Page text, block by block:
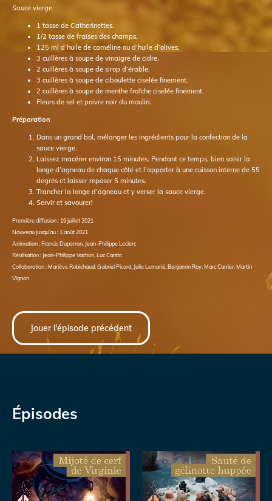
Sauce vierge
1 tasse de Catherinettes.
1/2 tasse de fraises des champs.
125 ml d’huile de caméline ou d’huile d’olives.
3 cuillères à soupe de vinaigre de cidre.
2 cuillères à soupe de sirop d’érable.
3 cuillères à soupe de ciboulette ciselée finement.
2 cuillères à soupe de menthe fraîche ciselée finement.
Fleurs de sel et poivre noir du moulin.
Préparation
Dans un grand bol, mélanger les ingrédients pour la confection de la
sauce vierge.
Laissez macérer environ 15 minutes. Pendant ce temps, bien saisir la
longe d’agneau de chaque côté et l’apporter à une cuisson interne de 55
degrés et laisser reposer 5 minutes.
Trancher la longe d’agneau et y verser la sauce vierge.
Servir et savourer!
Première diffusion : 19 juillet 2021
Nouveau jusqu’au : 1 août 2021
Animation : Francis Duperron, Jean-Philippe Leclerc
Réalisation : Jean-Philippe Vachon, Luc Cantin
Collaboration : Mariève Robichaud, Gabriel Picard, Julie Lemarié, Benjamin Roy, Marc Carrier, Martin
Vignon
Jouer l'épisode précédent
Épisodes